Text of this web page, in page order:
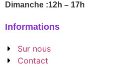
Dimanche :12h – 17h
Informations
Sur nous
Contact